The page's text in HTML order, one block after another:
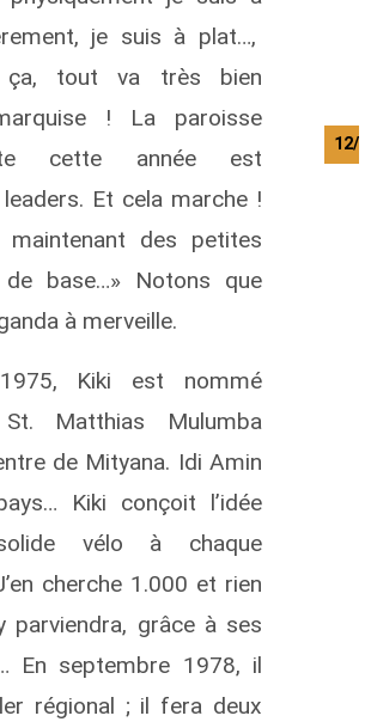
je suis à plat…,
tout va très bien
! La paroisse
cette année est
Et cela marche !
des petites
de base…» Notons que
à merveille.
Kiki est nommé
Matthias Mulumba
de Mityana. Idi Amin
Kiki conçoit l’idée
vélo à chaque
cherche 1.000 et rien
parviendra, grâce à ses
En septembre 1978, il
régional ; il fera deux
12/